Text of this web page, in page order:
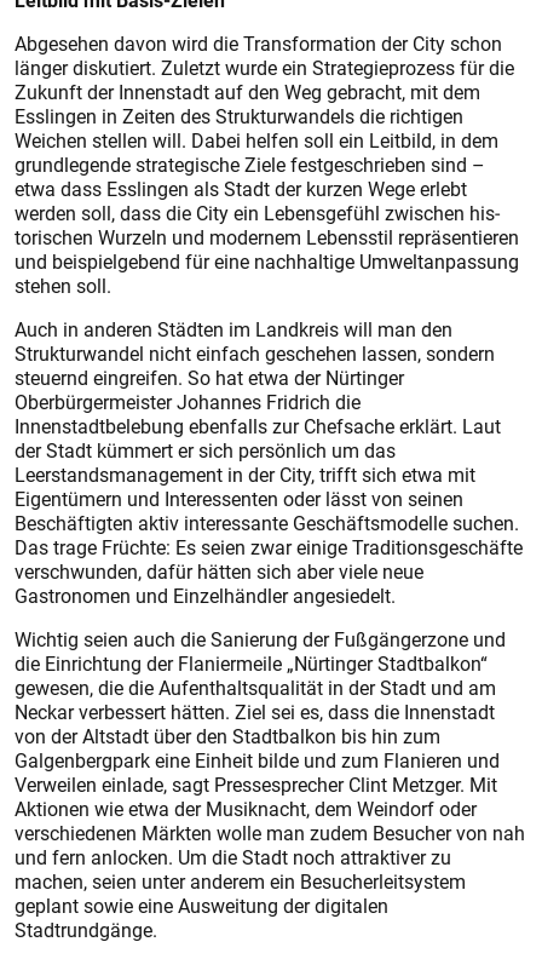
Abgesehen davon wird die Transformation der City schon
länger diskutiert. Zuletzt wurde ein Strategieprozess für die
Zukunft der Innenstadt auf den Weg gebracht, mit dem
Esslingen in Zeiten des Strukturwandels die richtigen
Weichen stellen will. Dabei helfen soll ein Leitbild, in dem
grundlegende strategische Ziele festgeschrieben sind –
etwa dass Esslingen als Stadt der kurzen Wege erlebt
werden soll, dass die City ein Lebensgefühl zwischen his­
torischen Wurzeln und modernem Lebensstil repräsentieren
und beispielgebend für eine nachhaltige Umweltanpassung
stehen soll.
Auch in anderen Städten im Landkreis will man den
Strukturwandel nicht einfach geschehen lassen, sondern
steuernd eingreifen. So hat etwa der Nürtinger
Oberbürgermeister Johannes Fridrich die
Innenstadtbelebung ebenfalls zur Chefsache erklärt. Laut
der Stadt kümmert er sich persönlich um das
Leerstandsmanagement in der City, trifft sich etwa mit
Eigentümern und Interessenten oder lässt von seinen
Beschäftigten aktiv interessante Geschäftsmodelle suchen.
Das trage Früchte: Es seien zwar einige Traditionsgeschäfte
verschwunden, dafür hätten sich aber viele neue
Gastronomen und Einzelhändler angesiedelt.
Wichtig seien auch die Sanierung der Fußgängerzone und
die Einrichtung der Flaniermeile „Nürtinger Stadtbalkon“
gewesen, die die Aufenthaltsqualität in der Stadt und am
Neckar verbessert hätten. Ziel sei es, dass die Innenstadt
von der Altstadt über den Stadtbalkon bis hin zum
Galgenbergpark eine Einheit bilde und zum Flanieren und
Verweilen einlade, sagt Pressesprecher Clint Metzger. Mit
Aktionen wie etwa der Musiknacht, dem Weindorf oder
verschiedenen Märkten wolle man zudem Besucher von nah
und fern anlocken. Um die Stadt noch attraktiver zu
machen, seien unter anderem ein Besucherleitsys­tem
geplant sowie eine Ausweitung der digitalen
Stadtrundgänge.